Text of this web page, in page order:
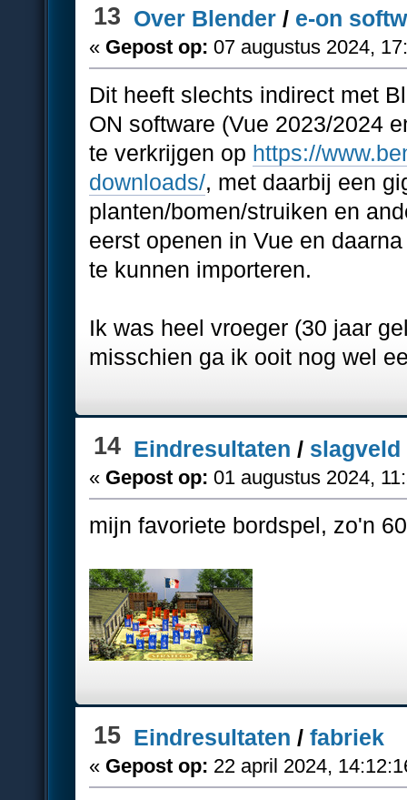
13 Over Blender / e-on
« Gepost op: 07 augustus 2024,
Dit heeft slechts indirect met
ON software (Vue 2023/2024
te verkrijgen op https://
downloads/, met daarbij een
planten/bomen/struiken en
eerst openen in Vue en
te kunnen importeren.
Ik was heel vroeger (30 jaar
misschien ga ik ooit nog wel
14 Eindresultaten / slagveld
« Gepost op: 01 augustus 2024,
mijn favoriete bordspel, zo'n
15 Eindresultaten /fabriek
« Gepost op: 22 april 2024,